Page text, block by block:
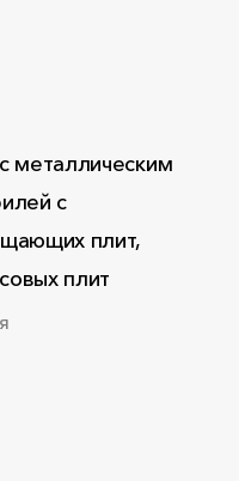
металлическим
с
плит,
плит